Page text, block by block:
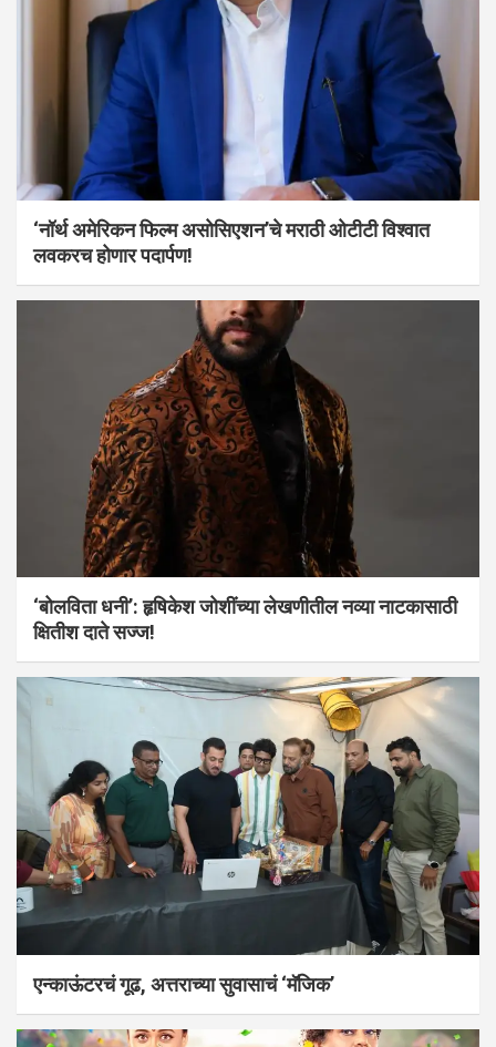
‘नॉर्थ अमेरिकन फिल्म असोसिएशन’चे मराठी ओटीटी विश्वात
लवकरच होणार पदार्पण!
‘बोलविता धनी’: हृषिकेश जोशींच्या लेखणीतील नव्या नाटकासाठी
क्षितीश दाते सज्ज!
एन्काऊंटरचं गूढ, अत्तराच्या सुवासाचं ‘मॅजिक’